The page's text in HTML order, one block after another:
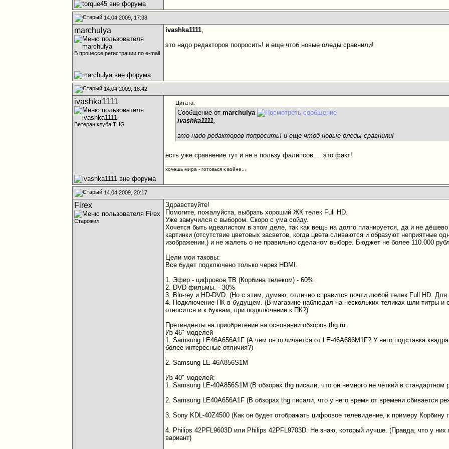
14.04.2009, 17:38
marchulya
В процессе регистрации по e-mail
ivashka1111,
это надо редакторов попросить! и еще чтоб новые оледы сравнили!
14.04.2009, 18:42
ivashka1111
Ветеран клуба THG
Цитата:
Сообщение отmarchulya
ivashka1111,
это надо редакторов попросить! и еще чтоб новые оледы сравнили!
есть уже сравнение тут и не в пользу фалипсов.... это факт!
хочешь мира - готовься к войне...
14.04.2009, 20:17
Firex
Старожил
Здравствуйте!
Помогите, пожалуйста, выбрать хороший ЖК телек Full HD.
Уже замучился с выбором. Скоро с ума сойду.
Хочется быть идеалистом в этом деле, так как вещь на долго планируется, да и не дёшево
картинки (отсутствие цветовых засветов, когда цвета сливаются и образуют неприятные
изображении.) и не жалеть о не правильно сделаном выборе. Бюджет не более 110.000
Цели мои таковы:
Все будет подключено только через HDMI.
1. Эфир - цифровое ТВ (Корбина телеком) - 60%
2. DVD фильмы. - 30%
3. Blu-rey и HD-DVD. (Но с этим, думаю, отлично справится почти любой телек Full HD.
4. Подключение ПК в будущем. (В магазине наблюдал на нескольких теликах шли титры и
относится и к буквам, при подключении к ПК?)
Претинденты на приобретение на основании обзоров thg.ru.
Из 46" моделей
1. Samsung LE46A656A1F (А чем он отличается от LE-46A686M1F? У него подставка
более интересные отличия?)
2. Samsung LE-46A856S1M
Из 40" моделей:
1. Samsung LE-40A856S1M (В обзорах thg писали, что он немного не чёткий в стандартном
2. Samsung LE40A656A1F (В обзорах thg писали, что у него время от времени сбивается
3. Sony KDL-40Z4500 (Как он будет отображать цифровое телевидение, к примеру
4. Philips 42PFL9603D или Philips 42PFL9703D. Не знаю, который лучше. (Правда, что у них
вариант)